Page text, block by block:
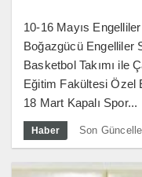
10-16 Mayıs
Boğazgücü Engelliler
Basketbol Takımı ile
Eğitim Fakültesi Özel
18 Mart Kapalı Spor...
Haber Son